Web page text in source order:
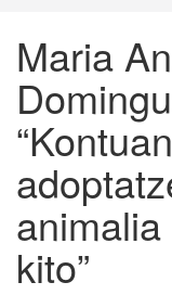
Maria
kito”